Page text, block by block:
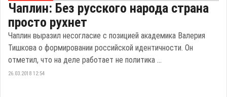
Чаплин: Без русского народа страна
просто рухнет
Чаплин выразил несогласие с позицией академика Валерия
Тишкова о формировании российской идентичности. Он
отметил, что на деле работает не политика ...
26.03.2018 12:54